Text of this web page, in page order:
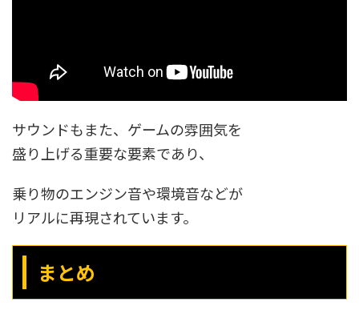
サウンドもまた、ゲームの雰囲気を
盛り上げる重要な要素であり、
乗り物のエンジン音や環境音などが
リアルに再現されています。
まとめ